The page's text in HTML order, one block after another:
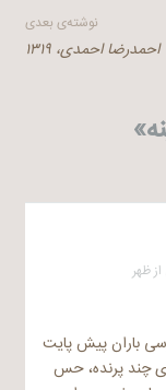
نوشته‌ی بعدی
احمدرضا احمدی، ۱۳۱۹
»
باران پیش پایت
چند پرنده، حس